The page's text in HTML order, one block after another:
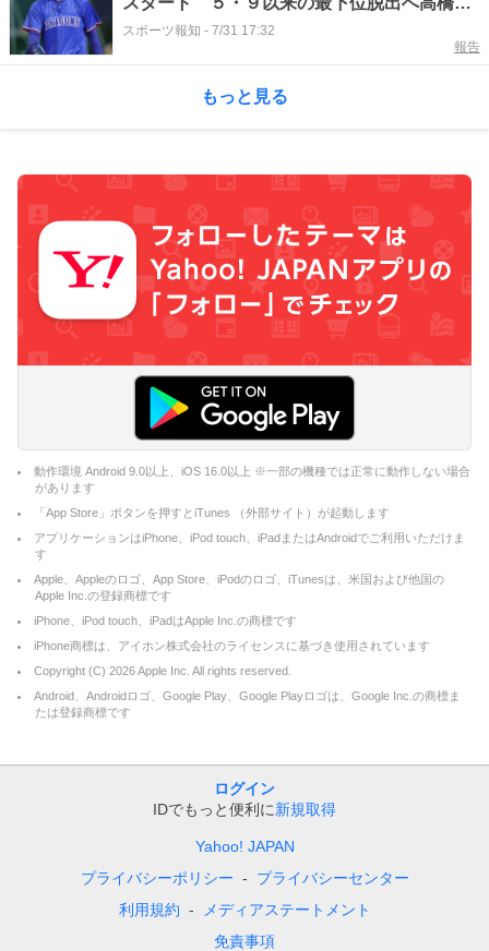
斗が先発
スポーツ報知 - 7/31 17:32
報告
もっと見る
動作環境 Android 9.0以上、iOS 16.0以上 ※一部の機種では正常に動作しない場合
があります
「App Store」ボタンを押すとiTunes （外部サイト）が起動します
アプリケーションはiPhone、iPod touch、iPadまたはAndroidでご利用いただけま
す
Apple、Appleのロゴ、App Store、iPodのロゴ、iTunesは、米国および他国の
Apple Inc.の登録商標です
iPhone、iPod touch、iPadはApple Inc.の商標です
iPhone商標は、アイホン株式会社のライセンスに基づき使用されています
Copyright (C) 2026Apple Inc. All rights reserved.
Android、Androidロゴ、Google Play、Google Playロゴは、Google Inc.の商標ま
たは登録商標です
ログイン
IDでもっと便利に新規取得
Yahoo! JAPAN
プライバシーポリシー
プライバシーセンター
利用規約
メディアステートメント
免責事項